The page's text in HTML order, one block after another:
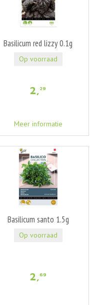
Basilicum red lizzy 0.1g
2,29
Meer informatie
Op voorraad
Basilicum santo 1.5g
2,69
Op voorraad